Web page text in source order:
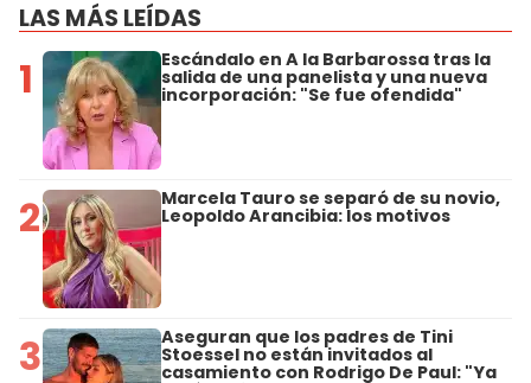
LAS MÁS LEÍDAS
1 Escándalo en A la Barbarossa tras la
salida de una panelista y una nueva
incorporación: "Se fue ofendida"
2 Marcela Tauro se separó de su novio,
Leopoldo Arancibia: los motivos
3 Aseguran que los padres de Tini
Stoessel no están invitados al
casamiento con Rodrigo De Paul: "Ya